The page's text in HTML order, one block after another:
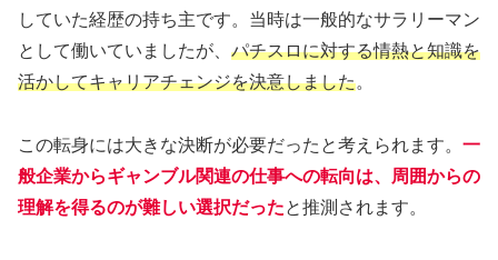
していた経歴の持ち主です。当時は一般的なサラリーマン
として働いていましたが、 パチスロに対する情熱と知識を
活かしてキャリアチェンジを決意しました。
この転身には大きな決断が必要だったと考えられます。 一
般企業からギャンブル関連の仕事への転向は、周囲からの
理解を得るのが難しい選択だったと推測されます。